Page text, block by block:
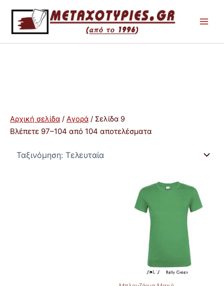
περιεχόμενο
Αρχική σελίδα / Αγορά / Σελίδα 9
Βλέπετε 97–104 από 104 αποτελέσματα